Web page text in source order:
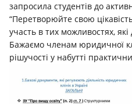
запросила студентів до
“Перетворюйте свою
участь в тих можливостях,
Бажаємо членам юридичної
рішучості у набутті